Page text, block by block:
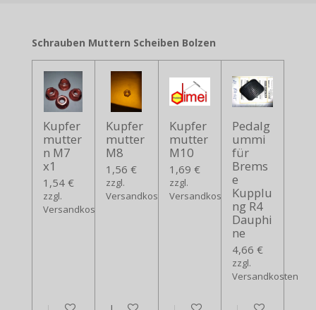
Schrauben Muttern Scheiben Bolzen
Kupfer
mutter
n M7
x1
1,54 €
zzgl.
Versandkosten
Kupfer
mutter
M8
1,56 €
zzgl.
Versandkosten
Kupfer
mutter
M10
1,69 €
zzgl.
Versandkosten
Pedalg
ummi
für
Brems
e
Kupplu
ng R4
Dauphi
ne
4,66 €
zzgl.
Versandkosten